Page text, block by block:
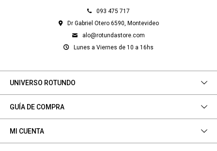
093 475 717
Dr Gabriel Otero 6590, Montevideo
alo@rotundastore.com
Lunes a Viernes de 10 a 16hs
UNIVERSO ROTUNDO
GUÍA DE COMPRA
MI CUENTA